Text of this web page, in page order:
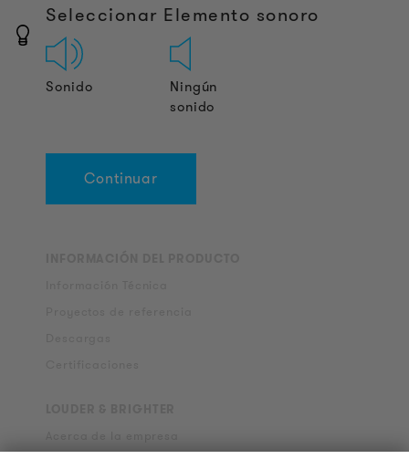
Seleccionar Elemento sonoro
Sonido
Ningún
sonido
Continuar
Acerca de la empresa